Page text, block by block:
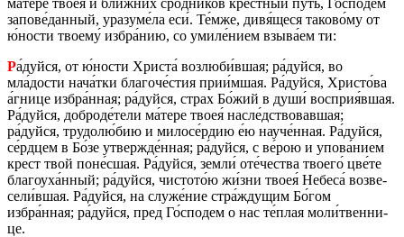
ма́тере твоея́ и бли́жних сро́дни­ков кре́стный путь, Го́спо­дем
за­по­ве́дан­ный, ура­зу­ме́ла еси́. Те́мже, дивя́щеся та­ко­во́му от
ю́ности тво­е­му́ избра́нию, со умиле́нием взыва́ем ти:
Ра́дуйся, от ю́ности Хри­ста́ воз­лю­би́вшая; ра́дуйся, во
мла́дости нача́тки бла­го­че́стия прии́мшая. Ра́дуйся, Хри­сто́ва
а́гнице избра́нная; ра́дуйся, страх Бо́жий в души́ вос­прия́вшая.
Ра́дуйся, доб­ро­де́тели ма́тере твоея́ насле́дство­вав­шая;
ра́дуйся, тру­до­лю́бию и ми­ло­се́рдию е́ю науче́нная. Ра́дуйся,
се́рдцем в Бо́зе утвер­жде́нная; ра́дуйся, с ве́рою и упова́нием
крест твой поне́сшая. Ра́дуйся, земли́ оте́че­ства тво­е­го́ цве́те
бла­го­уха́нный; ра́дуйся, чи­сто­то́ю жи́зни твоея́ Небе­са́ воз­ве­
се­ли́вшая. Ра́дуйся, на служе́ние стра́жду­щим Бо́гом
избра́нная; ра́дуйся, пред Го́спо­дем о нас те́плая моли́твен­ни­
це.